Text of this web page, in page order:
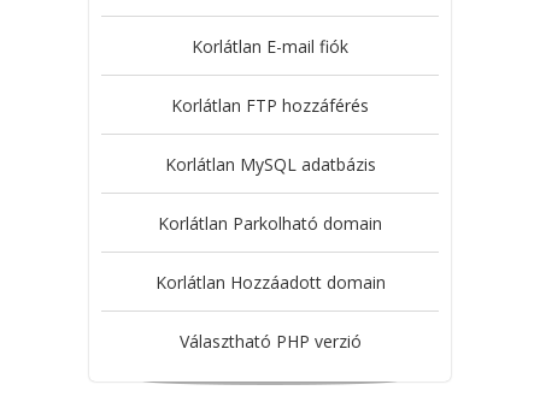
Korlátlan E-mail fiók
Korlátlan FTP hozzáférés
Korlátlan MySQL adatbázis
Korlátlan Parkolható domain
Korlátlan Hozzáadott domain
Választható PHP verzió